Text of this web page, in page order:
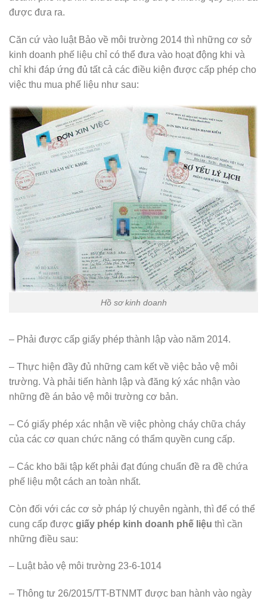
được đưa ra.
Căn cứ vào luật Bảo về môi trường 2014 thì những cơ sở
kinh doanh phế liệu chỉ có thể đưa vào hoạt động khi và
chỉ khi đáp ứng đủ tất cả các điều kiện được cấp phép cho
việc thu mua phế liệu như sau:
Hồ sơ kinh doanh
– Phải được cấp giấy phép thành lập vào năm 2014.
– Thực hiện đầy đủ những cam kết về việc bảo vệ môi
trường. Và phải tiến hành lập và đăng ký xác nhận vào
những đề án bảo vệ môi trường cơ bản.
– Có giấy phép xác nhận về việc phòng cháy chữa cháy
của các cơ quan chức năng có thẩm quyền cung cấp.
– Các kho bãi tập kết phải đạt đúng chuẩn đề ra đề chứa
phế liệu một cách an toàn nhất.
Còn đối với các cơ sở pháp lý chuyên ngành, thì để có thể
cung cấp được giấy phép kinh doanh phế liệu thì cần
những điều sau:
– Luật bảo vệ môi trường 23-6-1014
– Thông tư 26/2015/TT-BTNMT được ban hành vào ngày